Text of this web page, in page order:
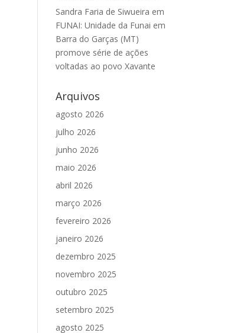
Sandra Faria de Siwueira em
FUNAI: Unidade da Funai em
Barra do Garças (MT)
promove série de ações
voltadas ao povo Xavante
Arquivos
agosto 2026
julho 2026
junho 2026
maio 2026
abril 2026
março 2026
fevereiro 2026
janeiro 2026
dezembro 2025
novembro 2025
outubro 2025
setembro 2025
agosto 2025